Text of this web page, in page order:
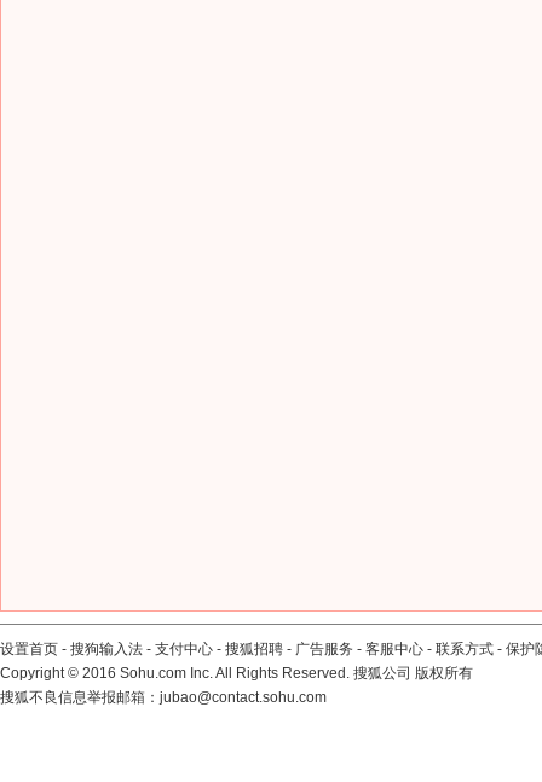
设置首页 - 搜狗输入法 - 支付中心 - 搜狐招聘 - 广告服务 - 客服中心 - 联系方式 - 保护
Copyright© 2016 Sohu.com Inc. All Rights Reserved. 搜狐公司 版权所有
搜狐不良信息举报邮箱： jubao@contact.sohu.com